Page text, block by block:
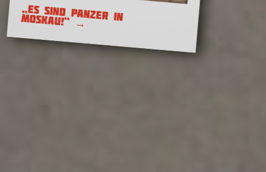
Von Sumpfgeistern und
Waldwesen
„ES SIND PANZER IN MOSKAU!“ →